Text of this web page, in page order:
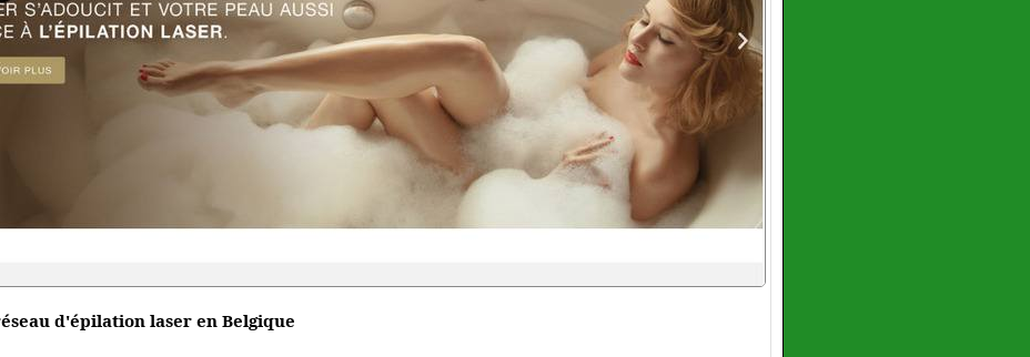
d'épilation laser en Belgique